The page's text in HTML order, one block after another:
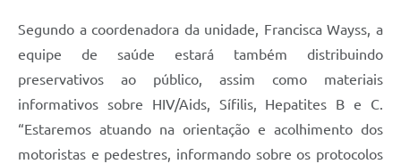
Segundo a coordenadora da unidade, Francisca Wayss, a
equipe de saúde estará também distribuindo
preservativos ao público, assim como materiais
informativos sobre HIV/Aids, Sífilis, Hepatites B e C.
“Estaremos atuando na orientação e acolhimento dos
motoristas e pedestres, informando sobre os protocolos